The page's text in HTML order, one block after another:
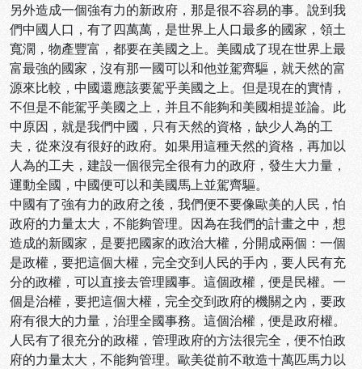
另外造成一個強有力的新政府，那是很不容易的事。說到我
們中國人口，有了四萬萬，是世界上人口最多的國家，領土
寬濶，物產豐富，都要在美國之上。美國成了現在世界上最
富最強的國家，沒有那一國可以和他並駕齊驅，就天然的富
源來比較，中國還應該要駕乎美國之上。但是現在的實情，
不但是不能駕乎美國之上，并且不能夠和美國相提並論。此
中原因，就是我們中國，只有天然的資格，缺少人為的工
夫，從來沒有很好的政府。如果用這種天然的資格，再加以
人為的工夫，建設一個很完全很有力的政府，發生大力量，
運動全國，中國便可以和美國馬上並駕齊驅。
中國有了強有力的政府之後，我們便不要像歐美的人民，怕
政府的力量太大，不能夠管理。因為在我們的計畫之中，想
造成的新國家，是要把國家的政治大權，分開成兩個：一個
是政權，要把這個大權，完全交到人民的手內，要人民有充
分的政權，可以直接去管理國事。這個政權，便是民權。一
個是治權，要把這個大權，完全交到政府的機關之內，要政
府有很大的力量，治理全國事務。這個治權，便是政府權。
人民有了很充分的政權，管理政府的方法很完全，便不怕政
府的力量太大，不能夠管理。歐美從前不敢造十萬匹馬力以